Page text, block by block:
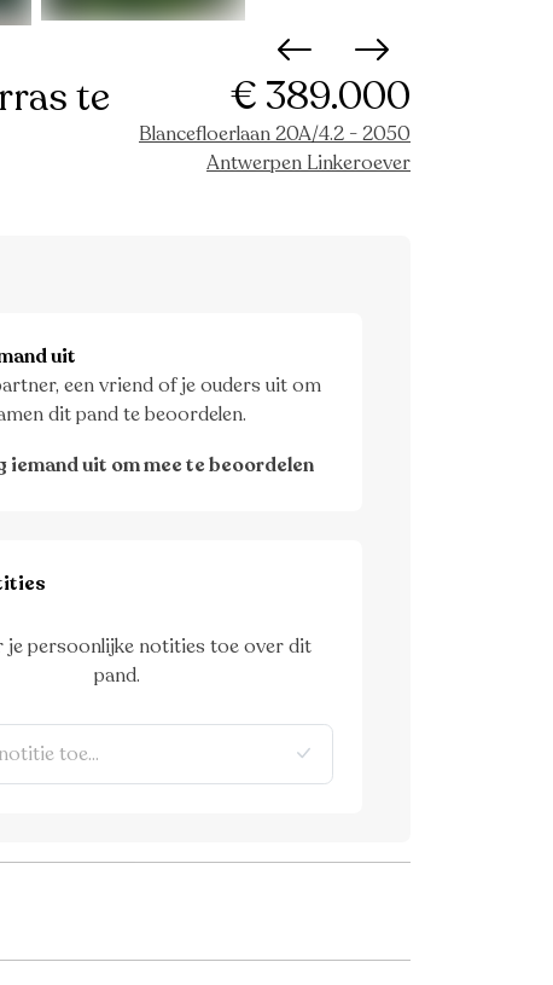
te
€ 389.000
Blancefloerlaan 20A/4.2 - 2050
Antwerpen Linkeroever
uit
een vriend of je ouders uit om
dit pand te beoordelen.
iemand uit om mee te beoordelen
je persoonlijke notities toe over dit
pand.